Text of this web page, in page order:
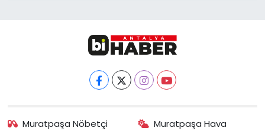
Muratpaşa Nöbetçi
Muratpaşa Hava